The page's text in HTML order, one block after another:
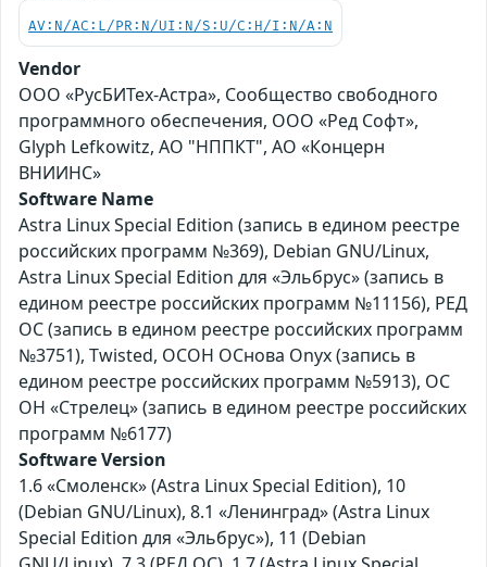
AV:N/AC:L/PR:N/UI:N/S:U/C:H/I:N/A:N
Vendor
ООО «РусБИТех-Астра», Сообщество свободного
программного обеспечения, ООО «Ред Софт»,
Glyph Lefkowitz, АО "НППКТ", АО «Концерн
ВНИИНС»
Software Name
Astra Linux Special Edition (запись в едином реестре
российских программ №369), Debian GNU/Linux,
Astra Linux Special Edition для «Эльбрус» (запись в
едином реестре российских программ №11156), РЕД
ОС (запись в едином реестре российских программ
№3751), Twisted, ОСОН ОСнова Оnyx (запись в
едином реестре российских программ №5913), ОС
ОН «Стрелец» (запись в едином реестре российских
программ №6177)
Software Version
1.6 «Смоленск» (Astra Linux Special Edition), 10
(Debian GNU/Linux), 8.1 «Ленинград» (Astra Linux
Special Edition для «Эльбрус»), 11 (Debian